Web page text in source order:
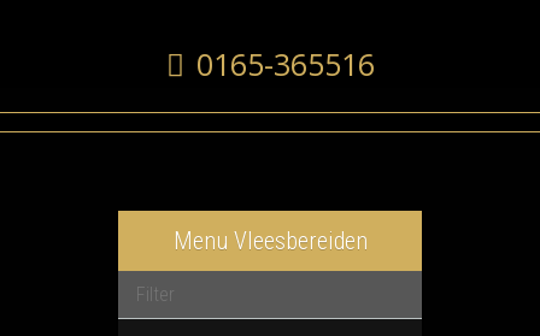
0165-365516
Menu Vleesbereiden